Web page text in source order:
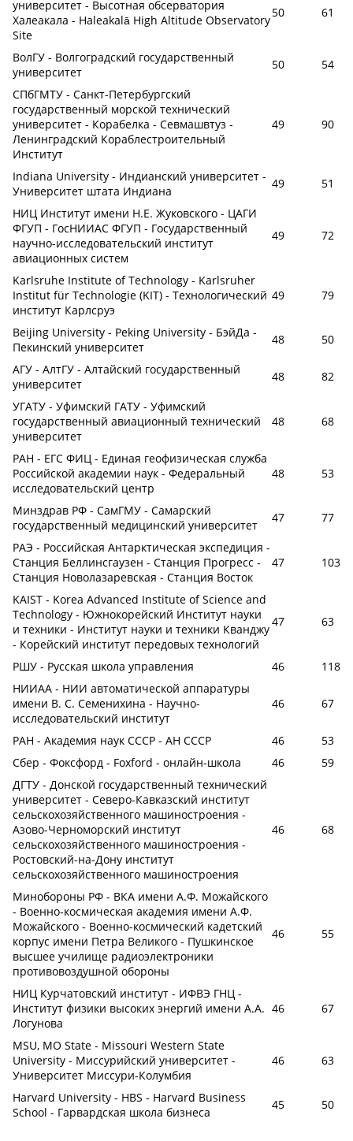
университет - Высотная обсерватория
Халеакала - Haleakalā High Altitude Observatory
Site
50 61
ВолГУ - Волгоградский государственный
университет
50
54
СПбГМТУ - Санкт-Петербургский
государственный морской технический
университет - Корабелка - Севмашвтуз -
Ленинградский Кораблестроительный
Институт
49 90
Indiana University - Индианский университет -
Университет штата Индиана
49
51
НИЦ Институт имени Н.Е. Жуковского - ЦАГИ
ФГУП - ГосНИИАС ФГУП - Государственный
научно-исследовательский институт
авиационных систем
49 72
Karlsruhe Institute of Technology - Karlsruher
Institut für Technologie (KIT) - Технологический
институт Карлсруэ
49 79
Beijing University - Peking University - БэйДа -
Пекинский университет
48
50
АГУ - АлтГУ - Алтайский государственный
университет
48
82
УГАТУ - Уфимский ГАТУ - Уфимский
государственный авиационный технический
университет
48 68
РАН - ЕГС ФИЦ - Единая геофизическая служба
Российской академии наук - Федеральный
исследовательский центр
48 53
Минздрав РФ - СамГМУ - Самарский
государственный медицинский университет
47
77
РАЭ - Российская Антарктическая экспедиция -
Станция Беллинсгаузен - Станция Прогресс -
Станция Новолазаревская - Станция Восток
47 103
KAIST - Korea Advanced Institute of Science and
Technology - Южнокорейский Институт науки
и техники - Институт науки и техники Кванджу
- Корейский институт передовых технологий
47 63
РШУ - Русская школа управления 46
118
НИИАА - НИИ автоматической аппаратуры
имени В. С. Семенихина - Научно-
исследовательский институт
46 67
РАН - Академия наук СССР - АН СССР 46
53
Сбер - Фоксфорд - Foxford - онлайн-школа
46
59
ДГТУ - Донской государственный технический
университет - Северо-Кавказский институт
сельскохозяйственного машиностроения -
Азово-Черноморский институт
сельскохозяйственного машиностроения -
Ростовский-на-Дону институт
сельскохозяйственного машиностроения
46 68
Минобороны РФ - ВКА имени А.Ф. Можайского
- Военно-космическая академия имени А.Ф.
Можайского - Военно-космический кадетский
корпус имени Петра Великого - Пушкинское
высшее училище радиоэлектроники
противовоздушной обороны
46 55
НИЦ Курчатовский институт - ИФВЭ ГНЦ -
Институт физики высоких энергий имени А.А.
Логунова
46 67
MSU, MO State - Missouri Western State
University - Миссурийский университет -
Университет Миссури-Колумбия
46 63
Harvard University - HBS - Harvard Business
School - Гарвардская школа бизнеса
45 50